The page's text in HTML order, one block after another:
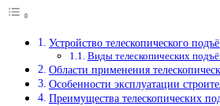
Устройство телескопического
Виды телескопических
Области применения
Особенности эксплуатации
Преимущества телескопических